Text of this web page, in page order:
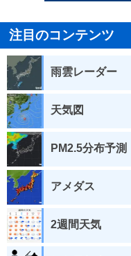
注目のコンテンツ
雨雲レーダー
天気図
PM2.5分布予測
アメダス
2週間天気